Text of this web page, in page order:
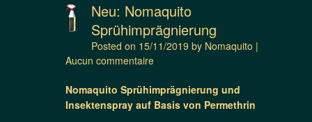
Neu: Nomaquito
Sprühimprägnierung
Posted on 15/11/2019 by Nomaquito |
Aucun commentaire
Nomaquito Sprühimprägnierung und
Insektenspray auf Basis von Permethrin